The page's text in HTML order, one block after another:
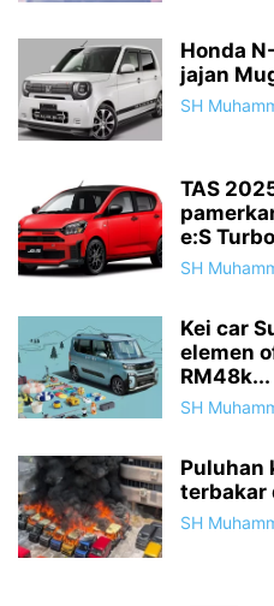
Honda
jajan
SH
TAS
e:S
SH
Kei car
elemen
RM48k...
SH
Puluhan
terbakar
SH